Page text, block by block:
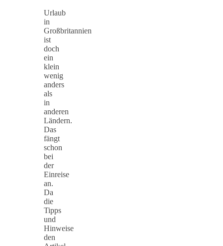
Urlaub
in
Großbritannien
ist
doch
ein
klein
wenig
anders
als
in
anderen
Ländern.
Das
fängt
schon
bei
der
Einreise
an.
Da
die
Tipps
und
Hinweise
den